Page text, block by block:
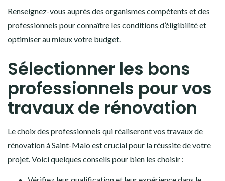
Renseignez-vous auprès des organismes compétents et des
professionnels pour connaître les conditions d’éligibilité et
optimiser au mieux votre budget.
Sélectionner les bons
professionnels pour vos
travaux de rénovation
Le choix des professionnels qui réaliseront vos travaux de
rénovation à Saint-Malo est crucial pour la réussite de votre
projet. Voici quelques conseils pour bien les choisir :